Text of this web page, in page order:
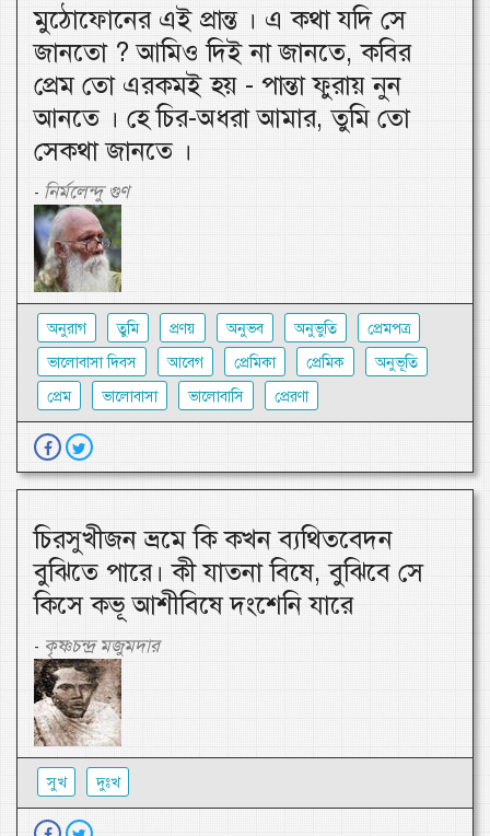
মুঠোফোনের এই প্রান্ত । এ কথা যদি সে
জানতো ? আমিও দিই না জানতে, কবির
প্রেম তো এরকমই হয় - পান্তা ফুরায় নুন
আনতে । হে চির-অধরা আমার, তুমি তো
সেকথা জানতে ।
- নির্মলেন্দু গুণ
অনুরাগ তুমি প্রণয় অনুভব অনুভুতি
প্রেমপত্র
ভালোবাসা দিবস
আবেগ প্রেমিকা প্রেমিক
অনুভূতি
প্রেম
ভালোবাসা ভালোবাসি প্রেরণা
চিরসুখীজন ভ্রমে কি কখন ব্যথিতবেদন
বুঝিতে পারে। কী যাতনা বিষে, বুঝিবে সে
কিসে কভূ আশীবিষে দংশেনি যারে
- কৃষ্ণচন্দ্র মজুমদার
সুখ দুঃখ